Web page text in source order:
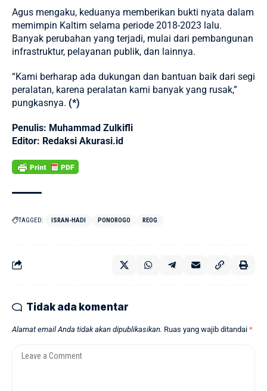
Agus mengaku, keduanya memberikan bukti nyata dalam
memimpin Kaltim selama periode 2018-2023 lalu.
Banyak perubahan yang terjadi, mulai dari pembangunan
infrastruktur, pelayanan publik, dan lainnya.
“Kami berharap ada dukungan dan bantuan baik dari segi
peralatan, karena peralatan kami banyak yang rusak,”
pungkasnya. (*)
Penulis: Muhammad Zulkifli
Editor: Redaksi Akurasi.id
TAGGED: ISRAN-HADI PONOROGO REOG
Tidak ada komentar
Alamat email Anda tidak akan dipublikasikan. Ruas yang wajib ditandai *